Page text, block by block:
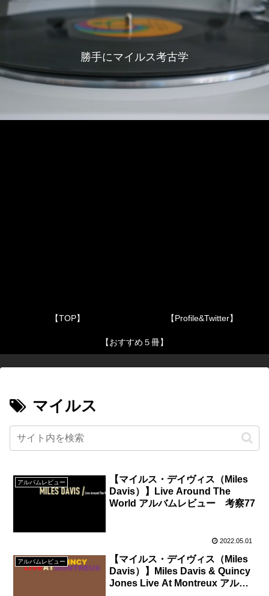
勝手にマイルス考古学
【TOP】 【Profile&Twitter】
【おすすめ５冊】
マイルス
アルバムレビュー
【マイルス・デイヴィス（Miles
Davis）】Live Around The
World アルバムレビュー 考察77
2022.05.01
アルバムレビュー
【マイルス・デイヴィス（Miles
Davis）】Miles Davis & Quincy
Jones Live At Montreux アルバ